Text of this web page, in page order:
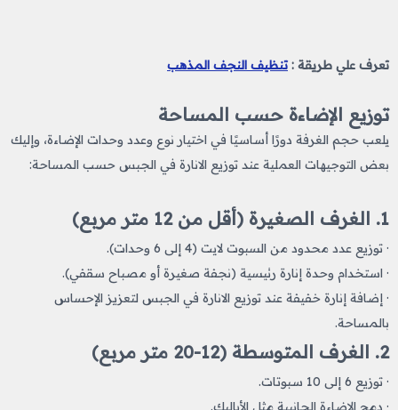
تعرف علي طريقة : تنظيف النجف المذهب​
توزيع الإضاءة حسب المساحة
يلعب حجم الغرفة دورًا أساسيًا في اختيار نوع وعدد وحدات الإضاءة، وإليك
بعض التوجيهات العملية عند توزيع الانارة في الجبس حسب المساحة:
1. الغرف الصغيرة (أقل من 12 متر مربع)
· توزيع عدد محدود من السبوت لايت (4 إلى 6 وحدات).
· استخدام وحدة إنارة رئيسية (نجفة صغيرة أو مصباح سقفي).
· إضافة إنارة خفيفة عند توزيع الانارة في الجبس لتعزيز الإحساس
بالمساحة.
2. الغرف المتوسطة (12-20 متر مربع)
· توزيع 6 إلى 10 سبوتات.
· دمج الإضاءة الجانبية مثل الأباليك.